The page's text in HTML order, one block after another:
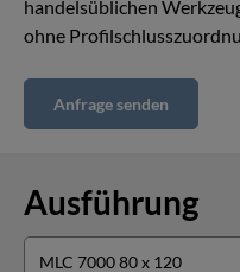
handelsüblichen
ohne
Anfrage senden
Ausführung